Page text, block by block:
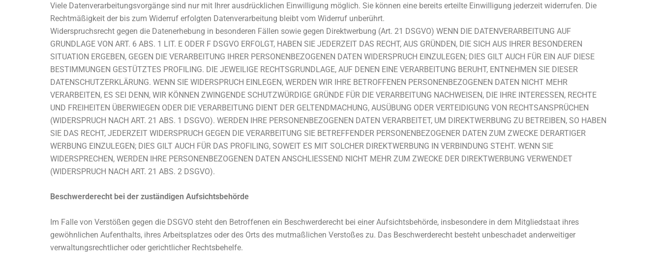
Viele Datenverarbeitungsvorgänge sind nur mit Ihrer ausdrücklichen Einwilligung möglich. Sie können eine bereits erteilte Einwilligung jederzeit widerrufen. Die
Rechtmäßigkeit der bis zum Widerruf erfolgten Datenverarbeitung bleibt vom Widerruf unberührt.
Widerspruchsrecht gegen die Datenerhebung in besonderen Fällen sowie gegen Direktwerbung (Art. 21 DSGVO) WENN DIE DATENVERARBEITUNG AUF
GRUNDLAGE VON ART. 6 ABS. 1 LIT. E ODER F DSGVO ERFOLGT, HABEN SIE JEDERZEIT DAS RECHT, AUS GRÜNDEN, DIE SICH AUS IHRER BESONDEREN
SITUATION ERGEBEN, GEGEN DIE VERARBEITUNG IHRER PERSONENBEZOGENEN DATEN WIDERSPRUCH EINZULEGEN; DIES GILT AUCH FÜR EIN AUF DIESE
BESTIMMUNGEN GESTÜTZTES PROFILING. DIE JEWEILIGE RECHTSGRUNDLAGE, AUF DENEN EINE VERARBEITUNG BERUHT, ENTNEHMEN SIE DIESER
DATENSCHUTZERKLÄRUNG. WENN SIE WIDERSPRUCH EINLEGEN, WERDEN WIR IHRE BETROFFENEN PERSONENBEZOGENEN DATEN NICHT MEHR
VERARBEITEN, ES SEI DENN, WIR KÖNNEN ZWINGENDE SCHUTZWÜRDIGE GRÜNDE FÜR DIE VERARBEITUNG NACHWEISEN, DIE IHRE INTERESSEN, RECHTE
UND FREIHEITEN ÜBERWIEGEN ODER DIE VERARBEITUNG DIENT DER GELTENDMACHUNG, AUSÜBUNG ODER VERTEIDIGUNG VON RECHTSANSPRÜCHEN
(WIDERSPRUCH NACH ART. 21 ABS. 1 DSGVO). WERDEN IHRE PERSONENBEZOGENEN DATEN VERARBEITET, UM DIREKTWERBUNG ZU BETREIBEN, SO HABEN
SIE DAS RECHT, JEDERZEIT WIDERSPRUCH GEGEN DIE VERARBEITUNG SIE BETREFFENDER PERSONENBEZOGENER DATEN ZUM ZWECKE DERARTIGER
WERBUNG EINZULEGEN; DIES GILT AUCH FÜR DAS PROFILING, SOWEIT ES MIT SOLCHER DIREKTWERBUNG IN VERBINDUNG STEHT. WENN SIE
WIDERSPRECHEN, WERDEN IHRE PERSONENBEZOGENEN DATEN ANSCHLIESSEND NICHT MEHR ZUM ZWECKE DER DIREKTWERBUNG VERWENDET
(WIDERSPRUCH NACH ART. 21 ABS. 2 DSGVO).
Beschwerderecht bei der zuständigen Aufsichtsbehörde
Im Falle von Verstößen gegen die DSGVO steht den Betroffenen ein Beschwerderecht bei einer Aufsichtsbehörde, insbesondere in dem Mitgliedstaat ihres
gewöhnlichen Aufenthalts, ihres Arbeitsplatzes oder des Orts des mutmaßlichen Verstoßes zu. Das Beschwerderecht besteht unbeschadet anderweitiger
verwaltungsrechtlicher oder gerichtlicher Rechtsbehelfe.